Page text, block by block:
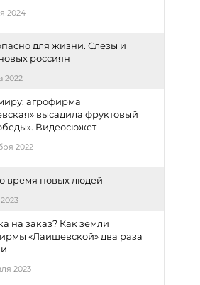
2024
для жизни. Слезы и
россиян
2022
агрофирма
высадила фруктовый
Видеосюжет
2022
время новых людей
на заказ? Как земли
«Лаишевской» два раза
2023